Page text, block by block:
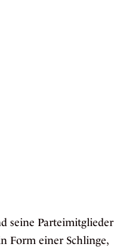
seine Parteimitglieder
Form einer Schlinge,